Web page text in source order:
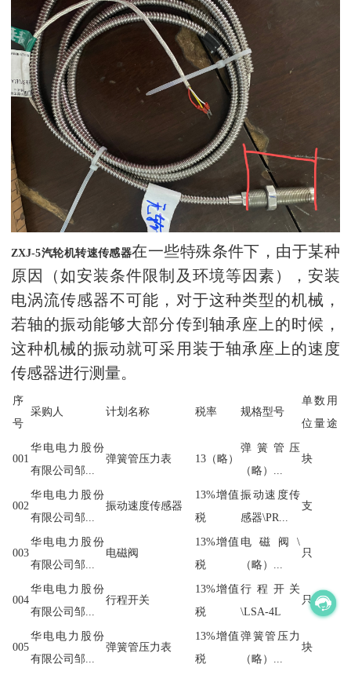
ZXJ-5汽轮机转速传感器在一些特殊条件下，由于某种
原因（如安装条件限制及环境等因素），安装
电涡流传感器不可能，对于这种类型的机械，
若轴的振动能够大部分传到轴承座上的时候，
这种机械的振动就可采用装于轴承座上的速度
传感器进行测量。
序
号
采购人 计划名称 税率 规格型号
单
位
数
量
用
途
001
华电电力股份
有限公司邹...
弹簧管压力表 13（略）
弹簧管压
（略）...
块
002
华电电力股份
有限公司邹...
振动速度传感器
13%增值
税
振动速度传
感器\PR...
支
003
华电电力股份
有限公司邹...
电磁阀
13%增值
税
电磁阀\
（略）...
只
004
华电电力股份
有限公司邹...
行程开关
13%增值
税
行程开关
\LSA-4L
只
005
华电电力股份
有限公司邹...
弹簧管压力表
13%增值
税
弹簧管压力
（略）...
块